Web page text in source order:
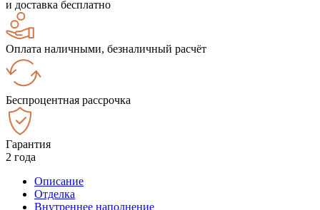
и доставка бесплатно
Оплата наличными, безналичный расчёт
Беспроцентная рассрочка
Гарантия
2 года
Описание
Отделка
Внутреннее наполнение